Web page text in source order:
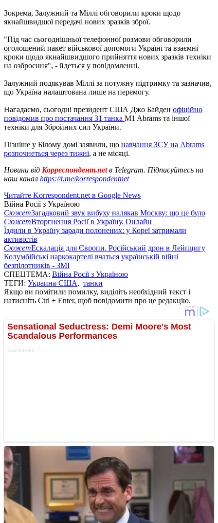
Зокрема, Залужний та Міллі обговорили кроки щодо
якнайшвидшої передачі нових зразків зброї.
"Під час сьогоднішньої телефонної розмови обговорили
оголошений пакет військової допомоги Україні та взаємні
кроки щодо якнайшвидшого прийняття нових зразків техніки
на озброєння", - йдеться у повідомленні.
Залужний подякував Міллі за потужну підтримку та зазначив,
що Україна налаштована лише на перемогу.
Нагадаємо, сьогодні президент США Джо Байден офіційно
повідомив про постачання 31 танка M1 Abrams та іншої
техніки для Збройних сил України.
Пізніше у Білому домі заявили, що навчання ЗСУ на Abrams
розпочнеться через тижні, а не місяці.
Новини від Корреспондент.netв Telegram. Підписуйтесь на
наш канал https://t.me/korrespondentnet
Читайте Korrespondent.net в Google News
Війна Росії з Україною
СюжетЗагадковий звук вибуху налякав Москву: що це було
СюжетВторгнення Росії в Україну. Онлайн
Їздили в Україну заради полонених: у Кореї затримали
активістів
СюжетЕскалація для Європи. Російський дрон в Лейпцигу
Колумбійські наркокартелі вчаться українській війні
безпілотників - ЗМІ
СПЕЦТЕМА: Війна Росії з Україною
ТЕГИ: Украина-США, танки
Якщо ви помітили помилку, виділіть необхідний текст і
натисніть Ctrl + Enter, щоб повідомити про це редакцію.